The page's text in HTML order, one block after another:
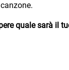
quale sarà il